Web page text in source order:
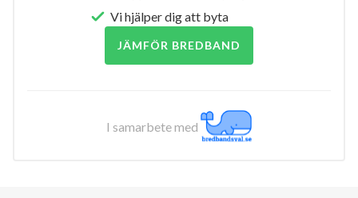
Vi hjälper dig att byta
JÄMFÖR BREDBAND
I samarbete med